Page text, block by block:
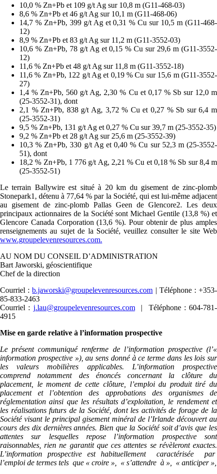
10,0 % Zn+Pb et 109 g/t Ag sur 10,8 m (G11-468-03)
8,6 % Zn+Pb et 46 g/t Ag sur 10,1 m (G11-468-06)
14,7 % Zn+Pb, 399 g/t Ag et 0,31 % Cu sur 10,5 m (G11-468-
12)
8,9 % Zn+Pb et 83 g/t Ag sur 11,2 m (G11-3552-03)
10,6 % Zn+Pb, 78 g/t Ag et 0,15 % Cu sur 29,6 m (G11-3552-
12)
11,6 % Zn+Pb et 48 g/t Ag sur 11,8 m (G11-3552-18)
11,6 % Zn+Pb, 122 g/t Ag et 0,19 % Cu sur 15,6 m (G11-3552-
27)
1,4 % Zn+Pb, 560 g/t Ag, 2,30 % Cu et 0,17 % Sb sur 12,0 m
(25-3552-31), dont
2,1 % Zn+Pb, 838 g/t Ag, 3,72 % Cu et 0,27 % Sb sur 6,4 m
(25-3552-31)
9,5 % Zn+Pb, 131 g/t Ag et 0,27 % Cu sur 39,7 m (25-3552-35)
9,2 % Zn+Pb et 28 g/t Ag sur 25,6 m (25-3552-39)
10,3 % Zn+Pb, 330 g/t Ag et 0,40 % Cu sur 52,3 m (25-3552-
51), dont
18,2 % Zn+Pb, 1 776 g/t Ag, 2,21 % Cu et 0,18 % Sb sur 8,4 m
(25-3552-51)
Le terrain Ballywire est situé à 20 km du gisement de zinc-plomb
Stonepark1, détenu à 77,64 % par la Société, qui est lui-même adjacent
au gisement de zinc-plomb Pallas Geen de Glencore2. Les deux
principaux actionnaires de la Société sont Michael Gentile (13,8 %) et
Glencore Canada Corporation (13,6 %). Pour obtenir de plus amples
renseignements au sujet de la Société, veuillez consulter le site Web
www.groupelevenresources.com.
AU NOM DU CONSEIL D’ADMINISTRATION
Bart Jaworski, géoscientifique
Chef de la direction
Courriel :b.jaworski@groupelevenresources.com | Téléphone : +353-
85-833-2463
Courriel : j.lau@groupelevenresources.com| Téléphone : 604-781-
4915
Mise en garde relative à l’information prospective
Le présent communiqué renferme de l’information prospective (l’«
information prospective »), au sens donné à ce terme dans les lois sur
les valeurs mobilières applicables. L’information prospective
comprend notamment des énoncés concernant la clôture du
placement, le moment de cette clôture, l’emploi du produit tiré du
placement et l’obtention des approbations des organismes de
réglementation ainsi que les résultats d’exploitation, le rendement et
les réalisations futurs de la Société, dont les activités de forage de la
Société visant le principal gisement minéral de l’Irlande découvert au
cours des dix dernières années. Bien que la Société soit d’avis que les
attentes sur lesquelles repose l’information prospective sont
raisonnables, rien ne garantit que ces attentes se révèleront exactes.
L’information prospective est habituellement caractérisée par
l’emploi de termes tels que « croire », « s’attendre à », « anticiper »,